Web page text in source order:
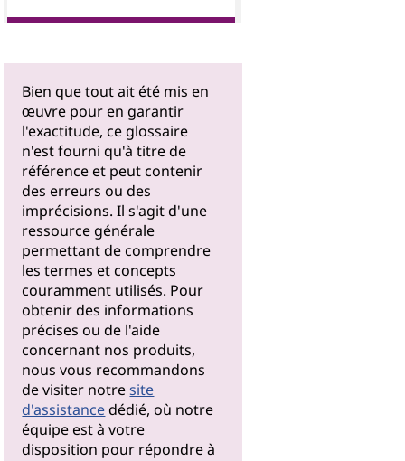
Bien que tout ait été mis en
œuvre pour en garantir
l'exactitude, ce glossaire
n'est fourni qu'à titre de
référence et peut contenir
des erreurs ou des
imprécisions. Il s'agit d'une
ressource générale
permettant de comprendre
les termes et concepts
couramment utilisés. Pour
obtenir des informations
précises ou de l'aide
concernant nos produits,
nous vous recommandons
de visiter notresite
d'assistancedédié, où notre
équipe est à votre
disposition pour répondre à